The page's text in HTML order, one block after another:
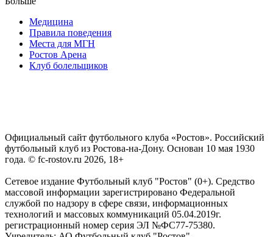
Медицина
Правила поведения
Места для МГН
Ростов Арена
Клуб болельщиков
Официальный сайт футбольного клуба «Ростов». Российский
футбольный клуб из Ростова-на-Дону. Основан 10 мая 1930
года. © fc-rostov.ru 2026, 18+
Сетевое издание Футбольный клуб "Ростов" (0+). Средство
массовой информации зарегистрировано Федеральной
службой по надзору в сфере связи, информационных
технологий и массовых коммуникаций 05.04.2019г.
регистрационный номер серия ЭЛ №ФС77-75380.